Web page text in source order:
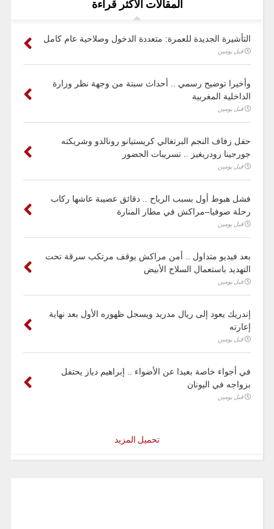
المقالات الأكثر قراءة
التأشيرة الجديدة للعمرة: متعددة الدخول وصلاحية عام كامل
قبل يومين
وأخيرا توضيح رسمي .. أحداث سبتة من وجهة نظر وزارة
الداخلية المغربية
قبل يومين
حفل زفاف النجم البرتغالي كريستيانو رونالدو وشريكته
جورجينا رودريغيز .. تسريبات الحضور
قبل يومين
فشل هبوط أول بسبب الرياح .. دقائق عصيبة عاشها ركاب
رحلة صوفيا–مراكش في مطار المنارة
قبل يومين
بعد فيديو متداول .. أمن مراكش يوقف مرتكب سرقة تحت
التهديد باستعمال السلاح الأبيض
قبل يومين
إندريك يعود إلى ريال مدريد ويسجل ظهوره الأول بعد نهاية
إعارته
قبل يومين
في أجواء خاصة بعيدا عن الأضواء .. إبراهيم دياز يحتفل
بزواجه في اليونان
قبل يومين
تحميل المزيد